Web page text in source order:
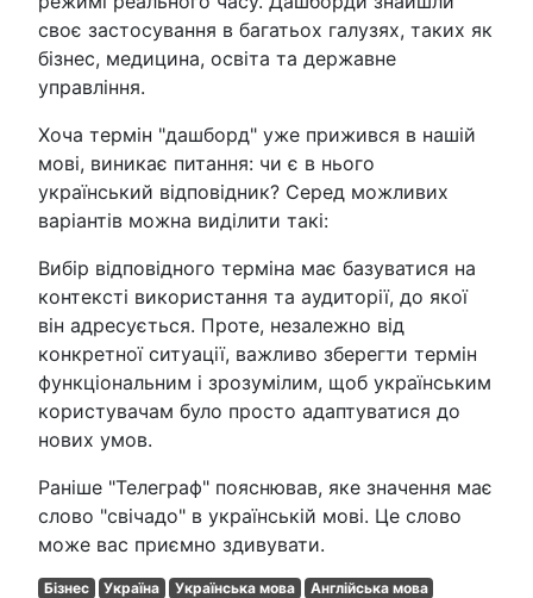
своє застосування в багатьох галузях, таких як
бізнес, медицина, освіта та державне
управління.
Хоча термін "дашборд" уже прижився в нашій
мові, виникає питання: чи є в нього
український відповідник? Серед можливих
варіантів можна виділити такі:
Вибір відповідного терміна має базуватися на
контексті використання та аудиторії, до якої
він адресується. Проте, незалежно від
конкретної ситуації, важливо зберегти термін
функціональним і зрозумілим, щоб українським
користувачам було просто адаптуватися до
нових умов.
Раніше "Телеграф" пояснював, яке значення має
слово "свічадо" в українській мові. Це слово
може вас приємно здивувати.
Бізнес Україна Українська мова
Англійська мова